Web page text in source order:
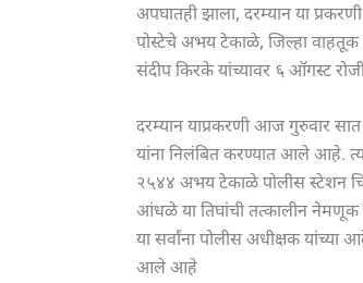
अपघातही झाला, दरम्यान या
पोस्टेचे अभय टेकाळे, जिल्हा
संदीप किरके यांच्यावर ६ ऑगस्ट
दरम्यान याप्रकरणी आज गुरुवार
यांना निलंबित करण्यात आले आहे.
२५४४ अभय टेकाळे पोलीस स्टेशन
आंधळे या तिघांची तत्कालीन नेमणूक
या सर्वांना पोलीस अधीक्षक
आले आहे